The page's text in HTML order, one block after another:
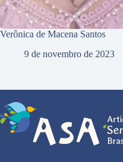
Verônica de Macena Santos
9 de novembro de 2023